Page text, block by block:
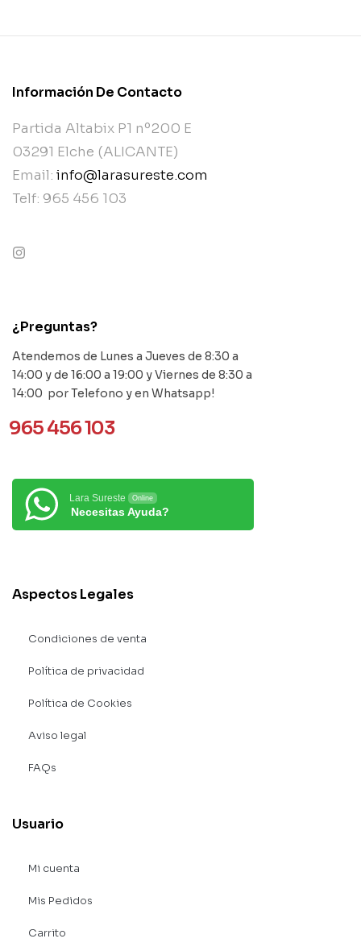
Información De Contacto
Partida Altabix P1 nº200 E
03291 Elche (ALICANTE)
Email: info@larasureste.com
Telf: 965 456 103
¿Preguntas?
Atendemos de Lunes a Jueves de 8:30 a
14:00 y de 16:00 a 19:00 y Viernes de 8:30 a
14:00 por Telefono y en Whatsapp!
965 456 103
Lara Sureste Online
Necesitas Ayuda?
Aspectos Legales
Condiciones de venta
Política de privacidad
Política de Cookies
Aviso legal
FAQs
Usuario
Mi cuenta
Mis Pedidos
Carrito